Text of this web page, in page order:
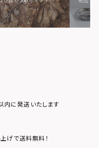
フェザー
内に発送いたします
げで送料無料！